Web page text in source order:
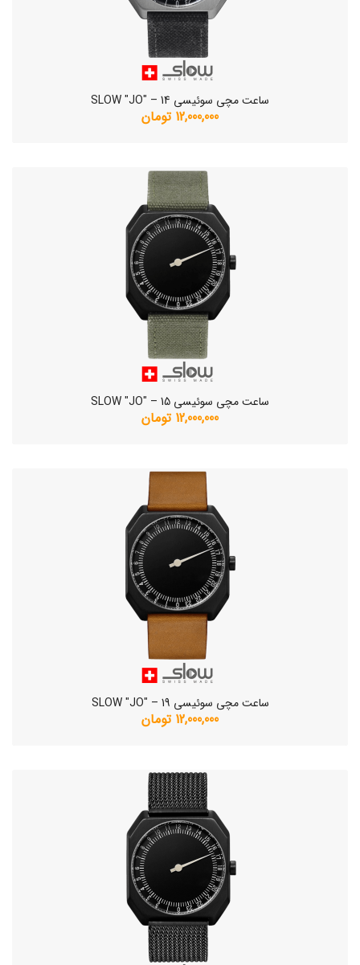
ساعت مچی سوئیسی SLOW "JO" – 14
12,000,000 تومان
ساعت مچی سوئیسی SLOW "JO" – 15
12,000,000 تومان
ساعت مچی سوئیسی SLOW "JO" – 19
12,000,000 تومان